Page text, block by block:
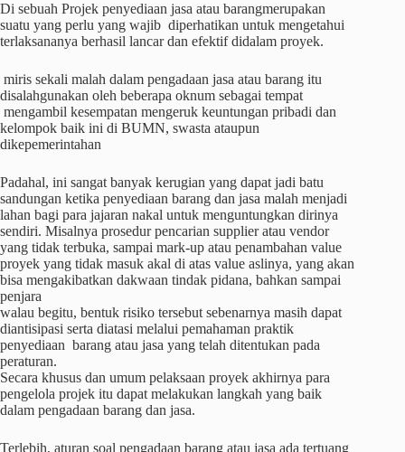
Di sebuah Projek penyediaan jasa atau barangmerupakan
suatu yang perlu yang wajib diperhatikan untuk mengetahui
terlaksananya berhasil lancar dan efektif didalam proyek.
miris sekali malah dalam pengadaan jasa atau barang itu
disalahgunakan oleh beberapa oknum sebagai tempat
mengambil kesempatan mengeruk keuntungan pribadi dan
kelompok baik ini di BUMN, swasta ataupun
dikepemerintahan
Padahal, ini sangat banyak kerugian yang dapat jadi batu
sandungan ketika penyediaan barang dan jasa malah menjadi
lahan bagi para jajaran nakal untuk menguntungkan dirinya
sendiri. Misalnya prosedur pencarian supplier atau vendor
yang tidak terbuka, sampai mark-up atau penambahan value
proyek yang tidak masuk akal di atas value aslinya, yang akan
bisa mengakibatkan dakwaan tindak pidana, bahkan sampai
penjara
walau begitu, bentuk risiko tersebut sebenarnya masih dapat
diantisipasi serta diatasi melalui pemahaman praktik
penyediaan barang atau jasa yang telah ditentukan pada
peraturan.
Secara khusus dan umum pelaksaan proyek akhirnya para
pengelola projek itu dapat melakukan langkah yang baik
dalam pengadaan barang dan jasa.
Terlebih, aturan soal pengadaan barang atau jasa ada tertuang